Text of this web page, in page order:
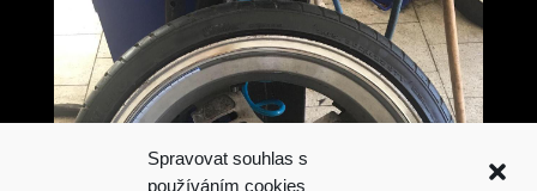
Spravovat souhlas s
používáním cookies